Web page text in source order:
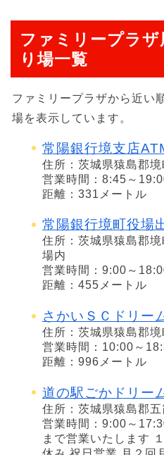
ファミリープラ
り場一覧
ファミリープラザから近い
場を表示しています。
常陽銀行境支店
住所：茨城県猿島郡境
営業時間：8:45～
距離：331メートル
常陽銀行境町役場
住所：茨城県猿島郡
場内
営業時間：9:00～
距離：455メートル
さかいＳＣドリー
住所：茨城県猿島郡境
営業時間：10:00～
距離：996メートル
道の駅ごかドリー
住所：茨城県猿島郡五
営業時間：9:00～
まで営業いたします